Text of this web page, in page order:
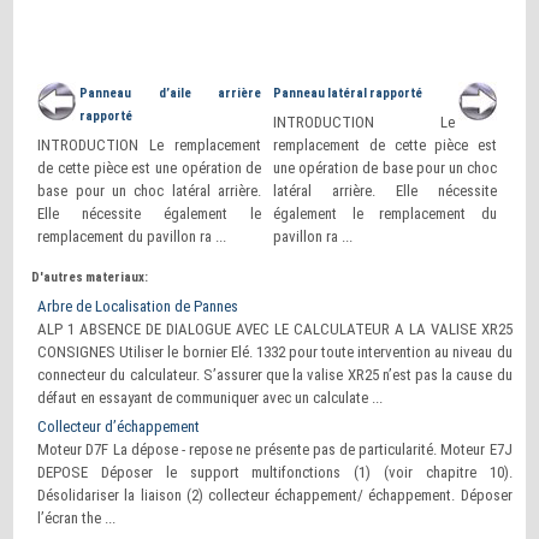
Panneau d’aile arrière
rapporté
INTRODUCTION Le remplacement
de cette pièce est une opération de
base pour un choc latéral arrière.
Elle nécessite également le
remplacement du pavillon ra ...
Panneau latéral rapporté
INTRODUCTION Le
remplacement de cette pièce est
une opération de base pour un choc
latéral arrière. Elle nécessite
également le remplacement du
pavillon ra ...
D'autres materiaux:
Arbre de Localisation de Pannes
ALP 1 ABSENCE DE DIALOGUE AVEC LE CALCULATEUR A LA VALISE XR25
CONSIGNES Utiliser le bornier Elé. 1332 pour toute intervention au niveau du
connecteur du calculateur. S’assurer que la valise XR25 n’est pas la cause du
défaut en essayant de communiquer avec un calculate ...
Collecteur d’échappement
Moteur D7F La dépose - repose ne présente pas de particularité. Moteur E7J
DEPOSE Déposer le support multifonctions (1) (voir chapitre 10).
Désolidariser la liaison (2) collecteur échappement/ échappement. Déposer
l’écran the ...